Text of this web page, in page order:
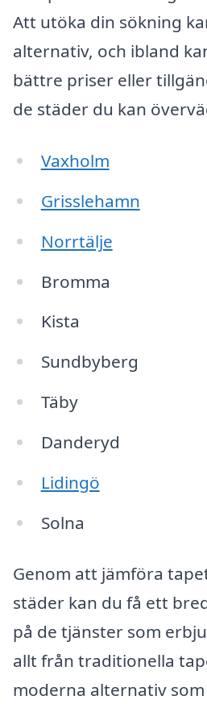
Att utöka din sökning
alternativ, och ibland
bättre priser eller
de städer du kan
Vaxholm
Grisslehamn
Norrtälje
Bromma
Kista
Sundbyberg
Täby
Danderyd
Lidingö
Solna
Genom att jämföra
städer kan du få ett
på de tjänster som
allt från traditionella
moderna alternativ